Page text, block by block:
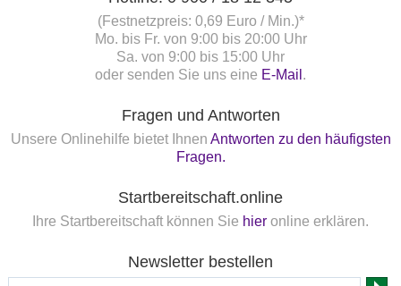
(Festnetzpreis: 0,69 Euro / Min.)*
Mo. bis Fr. von 9:00 bis 20:00 Uhr
Sa. von 9:00 bis 15:00 Uhr
oder senden Sie uns eine E-Mail .
Fragen und Antworten
Unsere Onlinehilfe bietet Ihnen Antworten zu den häufigsten
Fragen.
Startbereitschaft.online
Ihre Startbereitschaft können Sie hier online erklären.
Newsletter bestellen